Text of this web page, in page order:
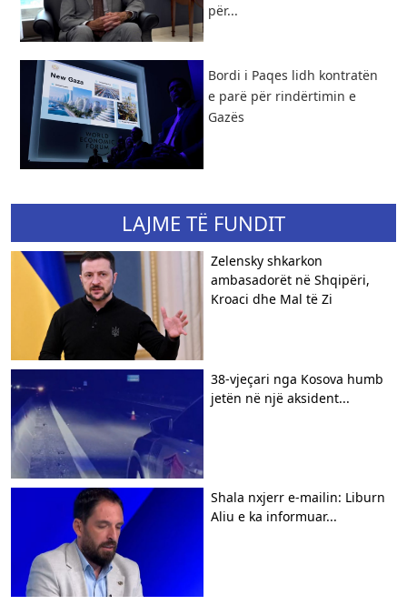
për...
Bordi i Paqes lidh kontratën
e parë për rindërtimin e
Gazës
LAJME TË FUNDIT
Zelensky shkarkon
ambasadorët në Shqipëri,
Kroaci dhe Mal të Zi
38-vjeçari nga Kosova humb
jetën në një aksident...
Shala nxjerr e-mailin: Liburn
Aliu e ka informuar...